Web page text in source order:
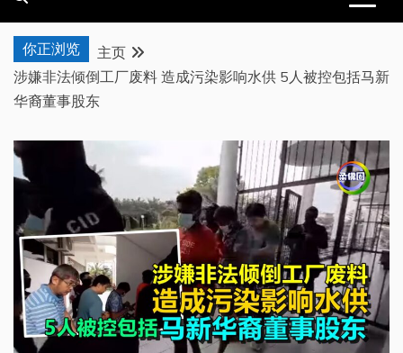
你正浏览
主页
涉嫌非法倾倒工厂废料 造成污染影响水供 5人被控包括马新
华裔董事股东